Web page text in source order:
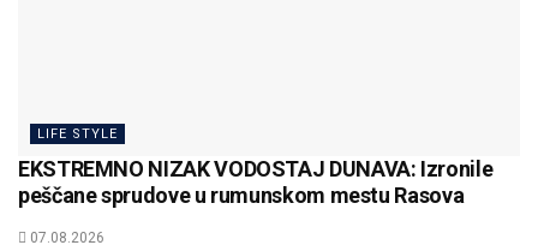
LIFE STYLE
EKSTREMNO NIZAK VODOSTAJ DUNAVA: Izronile
peščane sprudove u rumunskom mestu Rasova
07.08.2026